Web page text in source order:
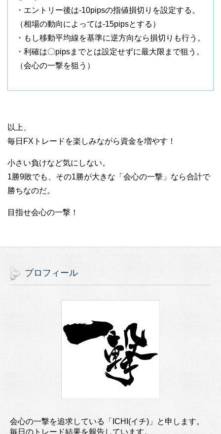
・エントリー後は-10pipsの指値損切りを設定する。
（相場の動向によっては-15pipsとする）
・もし移動平均線を基準に逆方向なら損切りも行う。
・利確は〇pipsまでとは設定せずに最大限まで狙う。
（会心の一撃を狙う）
以上、
毎日FXトレードを楽しみながら資金を増やす！
小さい負けなど気にしない。
1勝9敗でも、その1勝が大きな「会心の一撃」なら合計で
勝ちなのだ。
目指せ会心の一撃！
プロフィール
会心の一撃を追求している「ICHI(イチ)」と申します。
毎日のトレード結果を報告しています。